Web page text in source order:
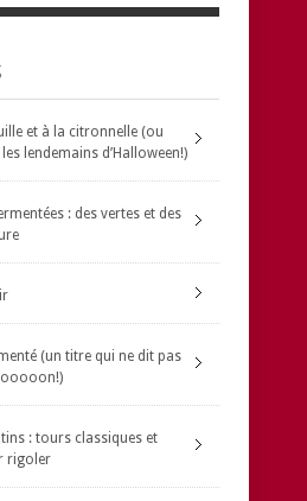
et à la citronnelle (ou
lendemains d’Halloween!)
: des vertes et des
(un titre qui ne dit pas
: tours classiques et
rigoler